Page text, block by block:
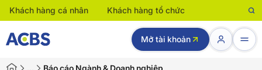
Khách hàng cá nhân Khách hàng tổ chức
Mở tài khoản
… Báo cáo Ngành & Doanh nghiệp